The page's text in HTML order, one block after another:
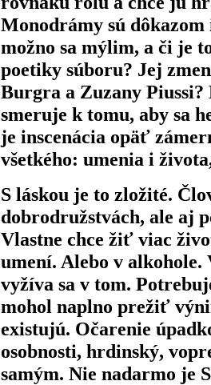
Monodrámy sú
možno sa mýlim, a či je
poetiky súboru? Jej
Burgra a Zuzany
smeruje k tomu, aby sa
je inscenácia opäť
všetkého: umenia i
S láskou je to zložité.
dobrodružstvách, ale aj
Vlastne chce žiť viac
umení. Alebo v
vyžíva sa v tom.
mohol naplno prežiť
existujú. Očarenie
osobnosti, hrdinský,
samým. Nie nadarmo je